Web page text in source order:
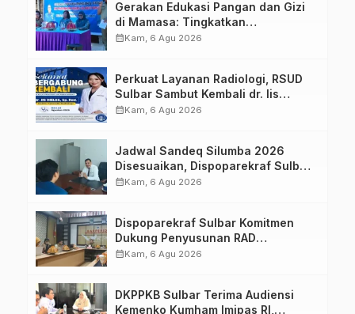
Gerakan Edukasi Pangan dan Gizi
di Mamasa: Tingkatkan
Pengetahuan dan Keterampilan
calendar_monthKam, 6 Agu 2026
Perkuat Layanan Radiologi, RSUD
Sulbar Sambut Kembali dr. Iis
Imelda, Sp.Rad
calendar_monthKam, 6 Agu 2026
Jadwal Sandeq Silumba 2026
Disesuaikan, Dispoparekraf Sulbar
Pastikan Persiapan Tetap
calendar_monthKam, 6 Agu 2026
Dispoparekraf Sulbar Komitmen
Dukung Penyusunan RAD
TPB/SDGs Sulawesi Barat
calendar_monthKam, 6 Agu 2026
DKPPKB Sulbar Terima Audiensi
Kemenko Kumham Imipas RI,